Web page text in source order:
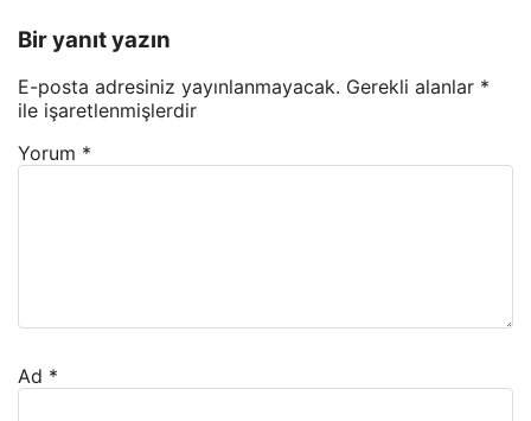
Bir yanıt yazın
E-posta adresiniz yayınlanmayacak. Gerekli alanlar *
ile işaretlenmişlerdir
Yorum *
Ad *